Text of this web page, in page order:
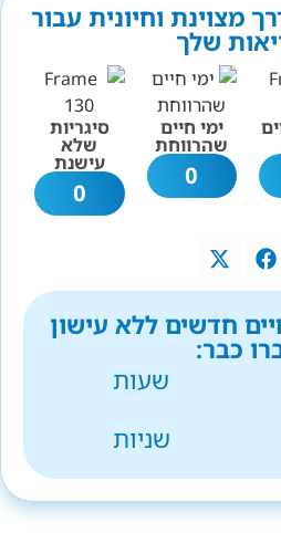
מצוינת וחיונית עבור
שלך
ימי חיים
שהרווחת
0
סיגריות
שלא
עישנת
0
חדשים ללא עישון
כבר:
שעות
שניות